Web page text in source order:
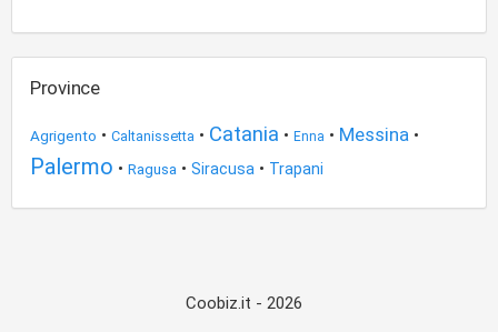
Province
Agrigento • Caltanissetta • Catania • Enna • Messina •
Palermo • Ragusa • Siracusa • Trapani
Coobiz.it - 2026